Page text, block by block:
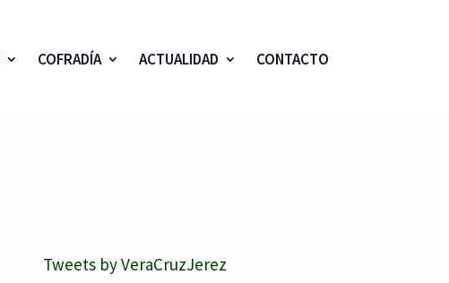
COFRADÍA ACTUALIDAD CONTACTO
Tweets by VeraCruzJerez